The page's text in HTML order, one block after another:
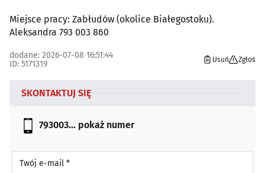
Miejsce pracy: Zabłudów (okolice Białegostoku).
Aleksandra 793 003 860
dodane: 2026-07-08 16:51:44
ID: 5171319
Usuń Zgłoś
SKONTAKTUJ SIĘ
793003... pokaż numer